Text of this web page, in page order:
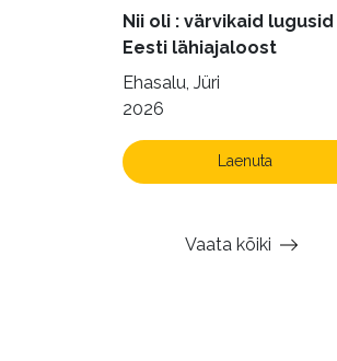
Nii oli : värvikaid lugusid
Eesti lähiajaloost
Ehasalu, Jüri
2026
Laenuta
Vaata kõiki